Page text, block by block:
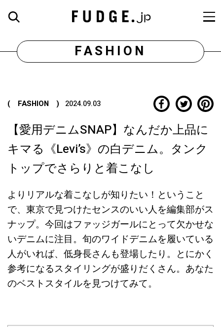
FASHION
( FASHION ) 2024.09.03
【愛用デニムSNAP】なんだか上品に
キマる《Levi’s》の白デニム。タンク
トップでさらりと着こなし
よりリアルな着こなしが知りたい！ということ
で、東京で見つけたセンスのいい人を編集部がス
ナップ。今回はファッジガールにとって欠かせな
いデニムに注目。旬のワイドデニムを履いている
人がいれば、低身長さんも登場したり。とにかく
参考になるスタイリングが盛りだくさん。あなた
のベストスタイルを見つけてみて。